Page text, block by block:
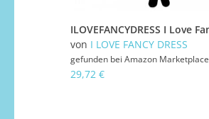
von I LOVE FANCY DRESS
gefunden bei Amazon Marketplace
29,72 €